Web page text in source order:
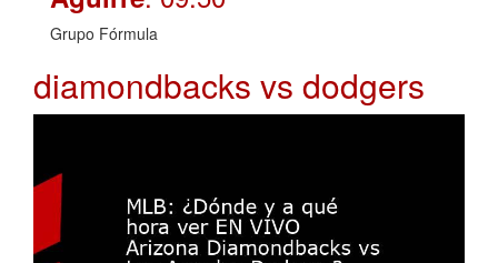
Grupo Fórmula
diamondbacks vs dodgers